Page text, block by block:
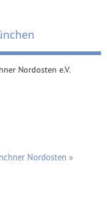
Nordosten e.V.
Nordosten